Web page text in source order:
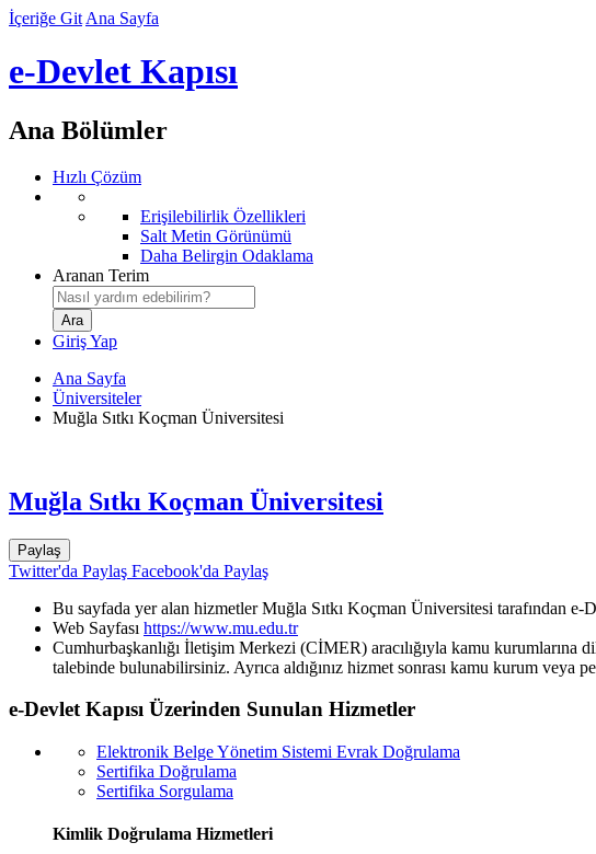
İçeriğe Git Ana Sayfa
e-Devlet Kapısı
Ana Bölümler
Hızlı Çözüm
Erişilebilirlik Özellikleri
Salt Metin Görünümü
Daha Belirgin Odaklama
Aranan Terim
Giriş Yap
Ana Sayfa
Üniversiteler
Muğla Sıtkı Koçman Üniversitesi
Muğla Sıtkı Koçman Üniversitesi
Paylaş
Twitter'da Paylaş Facebook'da Paylaş
Bu sayfada yer alan hizmetler Muğla Sıtkı Koçman Üniversitesi tarafından e-
Web Sayfası https://www.mu.edu.tr
Cumhurbaşkanlığı İletişim Merkezi (CİMER) aracılığıyla kamu
talebinde bulunabilirsiniz. Ayrıca aldığınız hizmet sonrası kamu kurum
e-Devlet Kapısı Üzerinden Sunulan Hizmetler
Elektronik Belge Yönetim Sistemi Evrak Doğrulama
Sertifika Doğrulama
Sertifika Sorgulama
Kimlik Doğrulama Hizmetleri